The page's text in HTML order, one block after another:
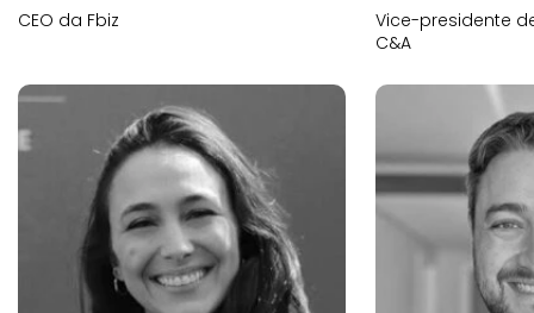
CEO da Fbiz
Vice-presidente
C&A